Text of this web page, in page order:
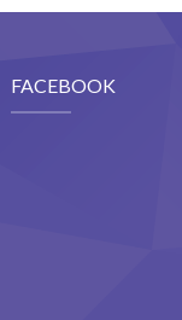
FACEBOOK